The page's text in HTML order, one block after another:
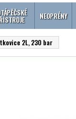
NEOPRÉNY
2L, 230 bar